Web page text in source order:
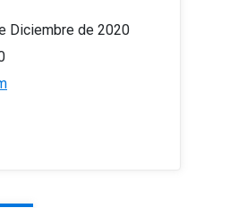
Diciembre de 2020